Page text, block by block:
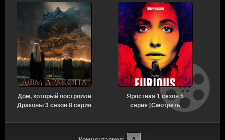
Дом, который построили
Драконы 3 сезон 8 серия
Яростная 1 сезон 5
серия [Смотреть